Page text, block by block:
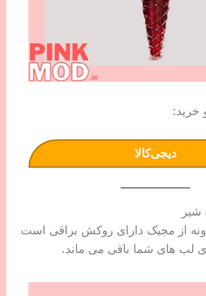
خرید:
دیجی‌کالا
از مجیک دارای روکش براقی است
لب های شما باقی می ماند.